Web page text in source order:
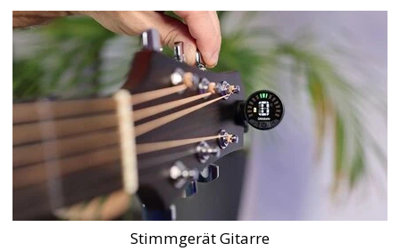
Stimmgerät Gitarre